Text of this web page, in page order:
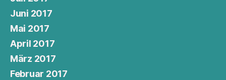
Juni 2017
Mai 2017
April 2017
März 2017
Februar 2017